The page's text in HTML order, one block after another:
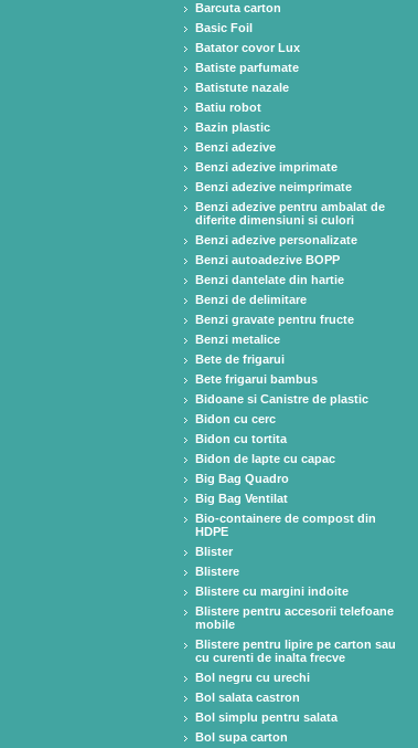
Barcuta carton
Basic Foil
Batator covor Lux
Batiste parfumate
Batistute nazale
Batiu robot
Bazin plastic
Benzi adezive
Benzi adezive imprimate
Benzi adezive neimprimate
Benzi adezive pentru ambalat de
diferite dimensiuni si culori
Benzi adezive personalizate
Benzi autoadezive BOPP
Benzi dantelate din hartie
Benzi de delimitare
Benzi gravate pentru fructe
Benzi metalice
Bete de frigarui
Bete frigarui bambus
Bidoane si Canistre de plastic
Bidon cu cerc
Bidon cu tortita
Bidon de lapte cu capac
Big Bag Quadro
Big Bag Ventilat
Bio-containere de compost din
HDPE
Blister
Blistere
Blistere cu margini indoite
Blistere pentru accesorii telefoane
mobile
Blistere pentru lipire pe carton sau
cu curenti de inalta frecve
Bol negru cu urechi
Bol salata castron
Bol simplu pentru salata
Bol supa carton